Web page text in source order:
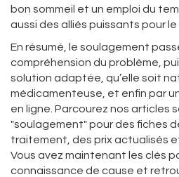
bon sommeil et un emploi du
aussi des alliés puissants pour le
En résumé, le soulagement
compréhension du problème,
solution adaptée, qu’elle soit
médicamenteuse, et enfin par
en ligne. Parcourez nos articles
"soulagement" pour des fiches
traitement, des prix actualisés
Vous avez maintenant les clés
connaissance de cause et